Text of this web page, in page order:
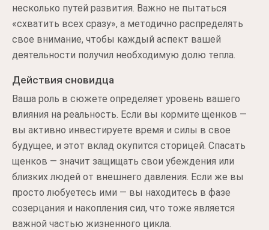
несколько путей развития. Важно не пытаться
«схватить всех сразу», а методично распределять
свое внимание, чтобы каждый аспект вашей
деятельности получил необходимую долю тепла.
Действия сновидца
Ваша роль в сюжете определяет уровень вашего
влияния на реальность. Если вы кормите щенков —
вы активно инвестируете время и силы в свое
будущее, и этот вклад окупится сторицей. Спасать
щенков — значит защищать свои убеждения или
близких людей от внешнего давления. Если же вы
просто любуетесь ими — вы находитесь в фазе
созерцания и накопления сил, что тоже является
важной частью жизненного цикла.